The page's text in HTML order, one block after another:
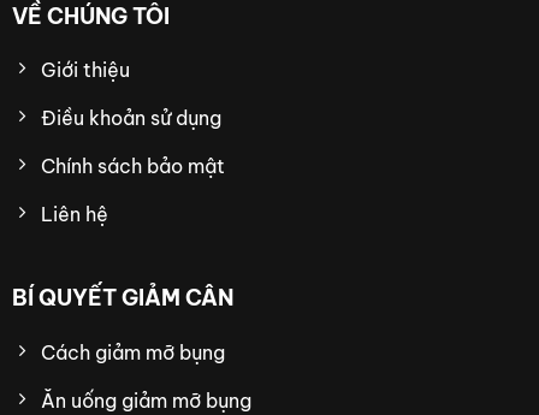
VỀ CHÚNG TÔI
Giới thiệu
Điều khoản sử dụng
Chính sách bảo mật
Liên hệ
BÍ QUYẾT GIẢM CÂN
Cách giảm mỡ bụng
Ăn uống giảm mỡ bụng